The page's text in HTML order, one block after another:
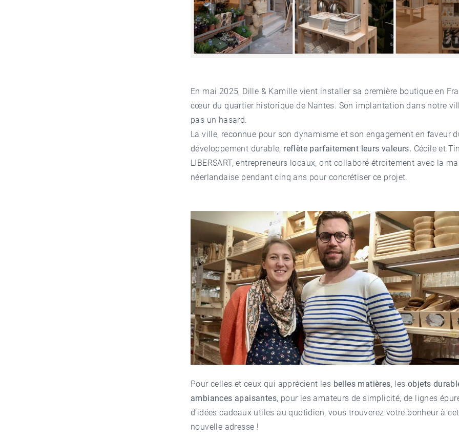
En mai 2025, Dille & Kamille vient installer sa première boutique en
cœur du quartier historique de Nantes. Son implantation dans notre
pas un hasard.
La ville, reconnue pour son dynamisme et son engagement en faveur
développement durable, reflète parfaitement leurs valeurs. Cécile et
LIBERSART, entrepreneurs locaux, ont collaboré étroitement avec la
néerlandaise pendant cinq ans pour concrétiser ce projet.
Pour celles et ceux qui apprécient les belles matières, lesobjets
ambiances apaisantes, pour les amateurs de simplicité, de lignes
d’idées cadeaux utiles au quotidien, vous trouverez votre bonheur à
nouvelle adresse !